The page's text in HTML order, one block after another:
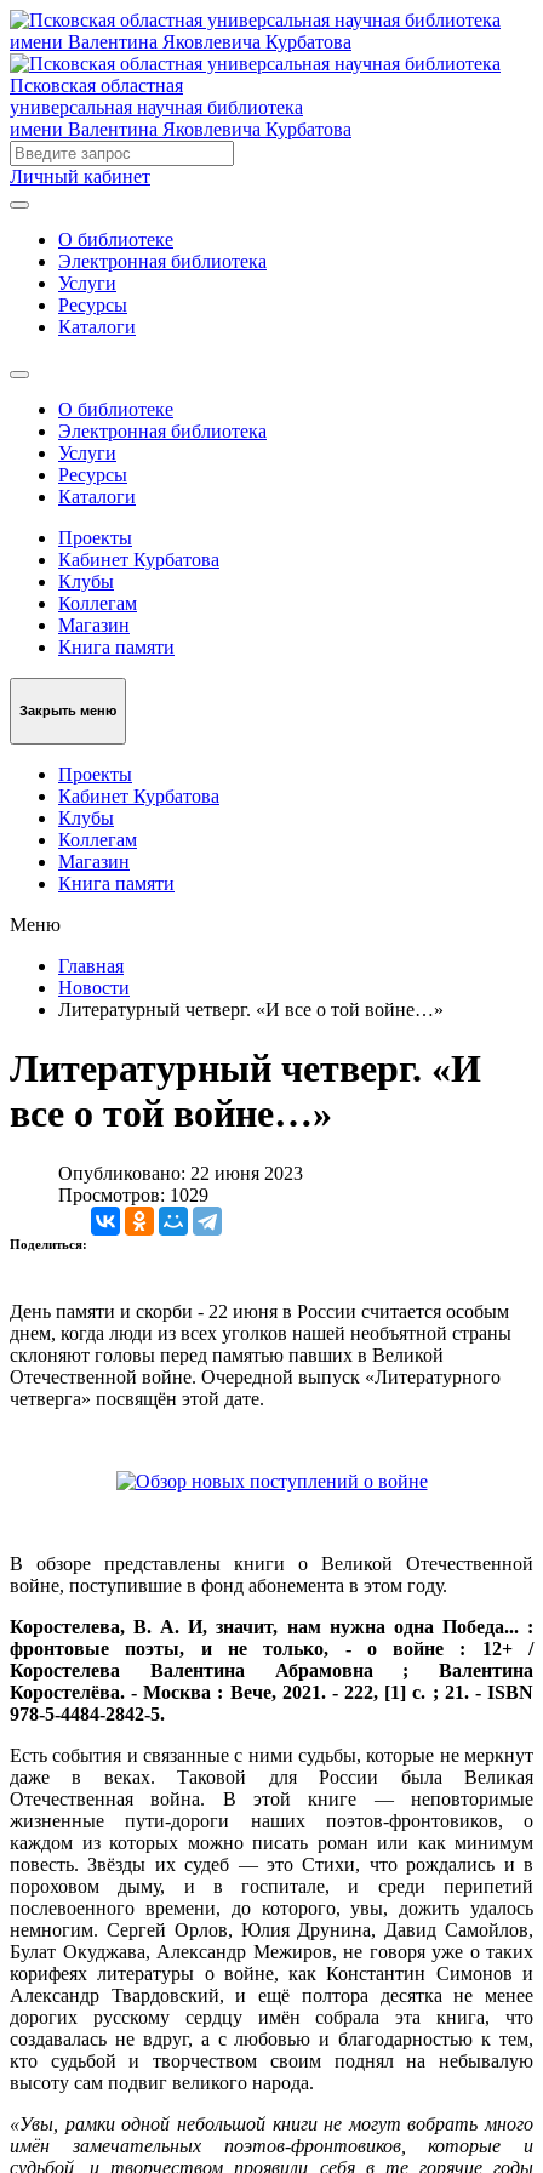
Псковская областная
универсальная научная библиотека
имени Валентина Яковлевича Курбатова
Личный кабинет
О библиотеке
Электронная библиотека
Услуги
Ресурсы
Каталоги
О библиотеке
Электронная библиотека
Услуги
Ресурсы
Каталоги
Проекты
Кабинет Курбатова
Клубы
Коллегам
Магазин
Книга памяти
Закрыть меню
Проекты
Кабинет Курбатова
Клубы
Коллегам
Магазин
Книга памяти
Меню
Главная
Новости
Литературный четверг. «И все о той войне…»
Литературный четверг. «И
все о той войне…»
Опубликовано: 22 июня 2023
Просмотров: 1029
Поделиться:
День памяти и скорби - 22 июня в России считается особым
днем, когда люди из всех уголков нашей необъятной страны
склоняют головы перед памятью павших в Великой
Отечественной войне. Очередной выпуск «Литературного
четверга» посвящён этой дате.
В обзоре представлены книги о Великой Отечественной
войне, поступившие в фонд абонемента в этом году.
Коростелева, В. А. И, значит, нам нужна одна Победа... :
фронтовые поэты, и не только, - о войне : 12+ /
Коростелева Валентина Абрамовна ; Валентина
Коростелёва. - Москва : Вече, 2021. - 222, [1] с. ; 21. - ISBN
978-5-4484-2842-5.
Есть события и связанные с ними судьбы, которые не меркнут
даже в веках. Таковой для России была Великая
Отечественная война. В этой книге — неповторимые
жизненные пути-­дороги наших поэтов-­фронтовиков, о
каждом из которых можно писать роман или как минимум
повесть. Звёзды их судеб — это Стихи, что рождались и в
пороховом дыму, и в госпитале, и среди перипетий
послевоенного времени, до которого, увы, дожить удалось
немногим. Сергей Орлов, Юлия Друнина, Давид Самойлов,
Булат Окуджава, Александр Межиров, не говоря уже о таких
корифеях литературы о войне, как Константин Симонов и
Александр Твардовский, и ещё полтора десятка не менее
дорогих русскому сердцу имён собрала эта книга, что
создавалась не вдруг, а с любовью и благодарностью к тем,
кто судьбой и творчеством своим поднял на небывалую
высоту сам подвиг великого народа.
«Увы, рамки одной небольшой книги не могут вобрать много
имён замечательных поэтов-фронтовиков, которые и
судьбой, и творчеством проявили себя в те горячие годы